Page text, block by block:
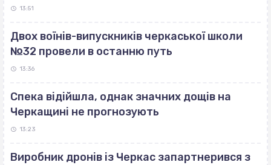
13:51
Двох воїнів-випускників черкаської школи
№32 провели в останню путь
13:36
Спека відійшла, однак значних дощів на
Черкащині не прогнозують
13:23
Виробник дронів із Черкас запартнерився з